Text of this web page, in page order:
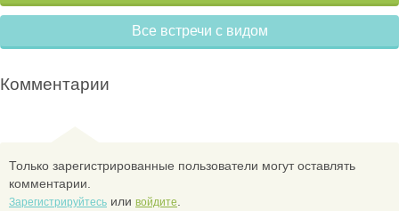
Все встречи с видом
Комментарии
Только зарегистрированные пользователи могут оставлять
комментарии.
Зарегистрируйтесь или войдите